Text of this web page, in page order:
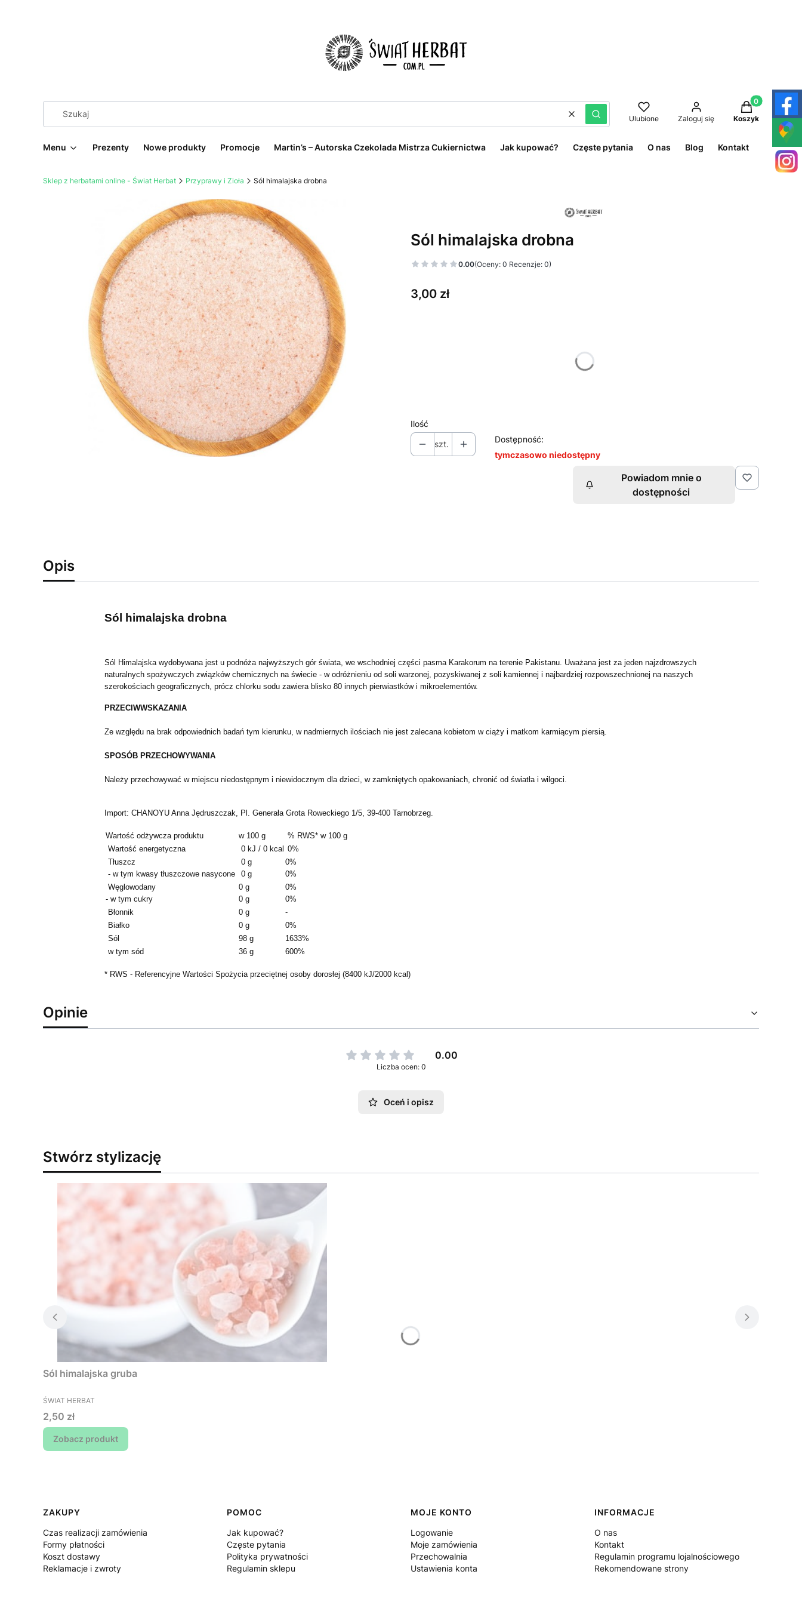
WyczyśćSzukaj Ulubione Zaloguj się
Produkty w
Koszyk
Menu Prezenty Nowe produkty Promocje Martin’s – Autorska Czekolada Mistrza Cukiernictwa Jak kupować? Częste pytania O nas Blog Kontakt
Sklep z herbatami online - Świat Herbat Przyprawy i Zioła Sól himalajska drobna
Sól himalajska drobna
0.00(Oceny: 0 Recenzje: 0)
Cena
3,00 zł
Ilość
szt.
Dostępność:
tymczasowo niedostępny
Powiadom mnie o
dostępności
Opis
Sól himalajska drobna
Sól Himalajska wydobywana jest u podnóża najwyższych gór świata, we wschodniej części pasma Karakorum na terenie Pakistanu. Uważana jest za jeden najzdrowszych
naturalnych spożywczych związków chemicznych na świecie - w odróżnieniu od soli warzonej, pozyskiwanej z soli kamiennej i najbardziej rozpowszechnionej na naszych
szerokościach geograficznych, prócz chlorku sodu zawiera blisko 80 innych pierwiastków i mikroelementów.
PRZECIWWSKAZANIA
Ze względu na brak odpowiednich badań tym kierunku, w nadmiernych ilościach nie jest zalecana kobietom w ciąży i matkom karmiącym piersią.
SPOSÓB PRZECHOWYWANIA
Należy przechowywać w miejscu niedostępnym i niewidocznym dla dzieci, w zamkniętych opakowaniach, chronić od światła i wilgoci.
Import: CHANOYU Anna Jędruszczak, Pl. Generała Grota Roweckiego 1/5, 39-400 Tarnobrzeg.
Wartość odżywcza produktu w 100 g
% RWS* w 100 g
Wartość energetyczna
0 kJ / 0 kcal 0%
Tłuszcz
- w tym kwasy tłuszczowe nasycone
0 g
0 g
0%
0%
Węglowodany
- w tym cukry
0 g
0 g
0%
0%
Błonnik
0 g
-
Białko
0 g
0%
Sól
98 g
1633%
w tym sód
36 g 600%
* RWS - Referencyjne Wartości Spożycia przeciętnej osoby dorosłej (8400 kJ/2000 kcal)
Opinie
0.00
Liczba ocen: 0
Oceń i opisz
Stwórz stylizację
Sól himalajska gruba
PRODUCENT
ŚWIAT HERBAT
Cena
2,50 zł
Zobacz produkt
Linki w stopce
ZAKUPY
Czas realizacji zamówienia
Formy płatności
Koszt dostawy
Reklamacje i zwroty
POMOC
Jak kupować?
Częste pytania
Polityka prywatności
Regulamin sklepu
MOJE KONTO
Logowanie
Moje zamówienia
Przechowalnia
Ustawienia konta
INFORMACJE
O nas
Kontakt
Regulamin programu lojalnościowego
Rekomendowane strony